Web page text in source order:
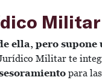
Militar
ella, pero
Militar te
para